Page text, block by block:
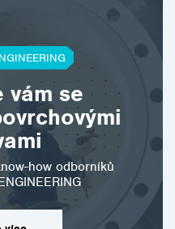
vám se
how odborníků